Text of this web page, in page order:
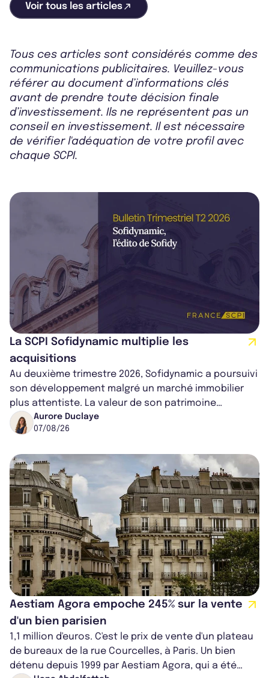
Voir tous les articles
Tous ces articles sont considérés comme des
communications publicitaires. Veuillez-vous
référer au document d’informations clés
avant de prendre toute décision finale
d’investissement. Ils ne représentent pas un
conseil en investissement. Il est nécessaire
de vérifier l'adéquation de votre profil avec
chaque SCPI.
La SCPI Sofidynamic multiplie les
acquisitions
Au deuxième trimestre 2026, Sofidynamic a poursuivi
son développement malgré un marché immobilier
plus attentiste. La valeur de son patrimoine
progresse de 3,8% à périmètre constan...
Aurore Duclaye
07/08/26
Aestiam Agora empoche 245% sur la vente
d'un bien parisien
1,1 million d'euros. C'est le prix de vente d'un plateau
de bureaux de la rue Courcelles, à Paris. Un bien
détenu depuis 1999 par Aestiam Agora, qui a été